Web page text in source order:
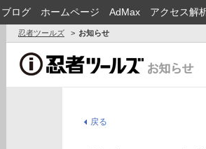
ブログ ホームページ AdMax アクセス解
忍者ツールズ お知らせ
戻る